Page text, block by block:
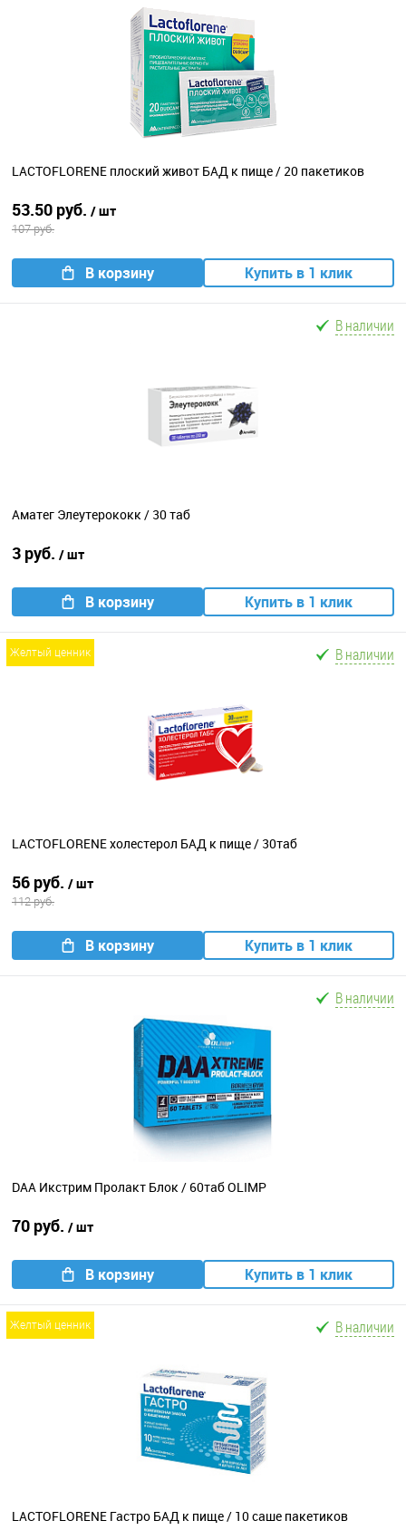
LACTOFLORENE плоский живот БАД к пище / 20 пакетиков
53.50 руб. / шт
107 руб.
В корзину Купить в 1 клик
В наличии
Аматег Элеутерококк / 30 таб
3 руб. / шт
В корзину Купить в 1 клик
желтый ценник В наличии
LACTOFLORENE холестерол БАД к пище / 30таб
56 руб. / шт
112 руб.
В корзину Купить в 1 клик
В наличии
DAA Икстрим Пролакт Блок / 60таб OLIMP
70 руб. / шт
В корзину Купить в 1 клик
желтый ценник В наличии
LACTOFLORENE Гастро БАД к пище / 10 саше пакетиков